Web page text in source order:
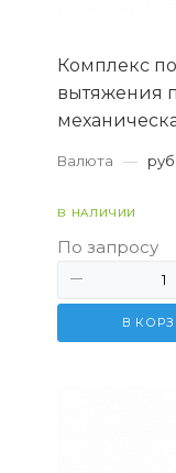
Комплекс
вытяжения
Валюта — руб.
В НАЛИЧИИ
По запросу
В